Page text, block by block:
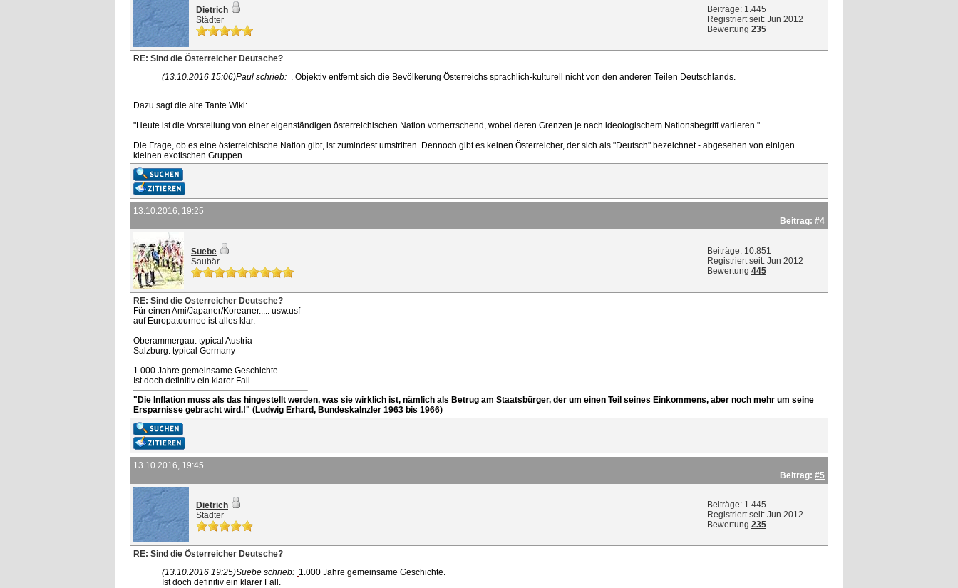
Dietrich
Städter
Beiträge: 1.445
Registriert seit: Jun 2012
Bewertung 235
RE: Sind die Österreicher Deutsche?
(13.10.2016 15:06)Paul schrieb: . Objektiv entfernt sich die Bevölkerung Österreichs sprachlich-kulturell nicht von den anderen Teilen Deutschlands.
Dazu sagt die alte Tante Wiki:
"Heute ist die Vorstellung von einer eigenständigen österreichischen Nation vorherrschend, wobei deren Grenzen je nach ideologischem Nationsbegriff variieren."
Die Frage, ob es eine österreichische Nation gibt, ist zumindest umstritten. Dennoch gibt es keinen Österreicher, der sich als "Deutsch" bezeichnet - abgesehen von einigen
kleinen exotischen Gruppen.
13.10.2016, 19:25
Beitrag: #4
Suebe
Saubär
Beiträge: 10.851
Registriert seit: Jun 2012
Bewertung 445
RE: Sind die Österreicher Deutsche?
Für einen Ami/Japaner/Koreaner..... usw.usf
auf Europatournee ist alles klar.
Oberammergau: typical Austria
Salzburg: typical Germany
1.000 Jahre gemeinsame Geschichte.
Ist doch definitiv ein klarer Fall.
"Die Inflation muss als das hingestellt werden, was sie wirklich ist, nämlich als Betrug am Staatsbürger, der um einen Teil seines Einkommens, aber noch mehr um seine
Ersparnisse gebracht wird.!" (Ludwig Erhard, Bundeskalnzler 1963 bis 1966)
13.10.2016, 19:45
Beitrag: #5
Dietrich
Städter
Beiträge: 1.445
Registriert seit: Jun 2012
Bewertung 235
RE: Sind die Österreicher Deutsche?
(13.10.2016 19:25)Suebe schrieb: 1.000 Jahre gemeinsame Geschichte.
Ist doch definitiv ein klarer Fall.